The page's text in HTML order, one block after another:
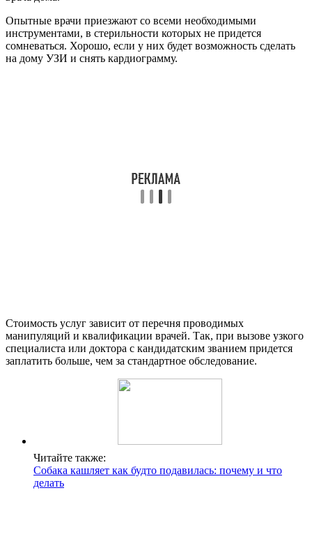
Опытные врачи приезжают со всеми необходимыми
инструментами, в стерильности которых не придется
сомневаться. Хорошо, если у них будет возможность сделать
на дому УЗИ и снять кардиограмму.
Стоимость услуг зависит от перечня проводимых
манипуляций и квалификации врачей. Так, при вызове узкого
специалиста или доктора с кандидатским званием придется
заплатить больше, чем за стандартное обследование.
Читайте также:
Собака кашляет как будто подавилась: почему и что
делать